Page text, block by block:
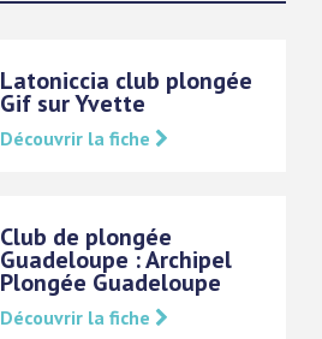
Latoniccia club plongée
Gif sur Yvette
Découvrir la fiche
Club de plongée
Guadeloupe : Archipel
Plongée Guadeloupe
Découvrir la fiche